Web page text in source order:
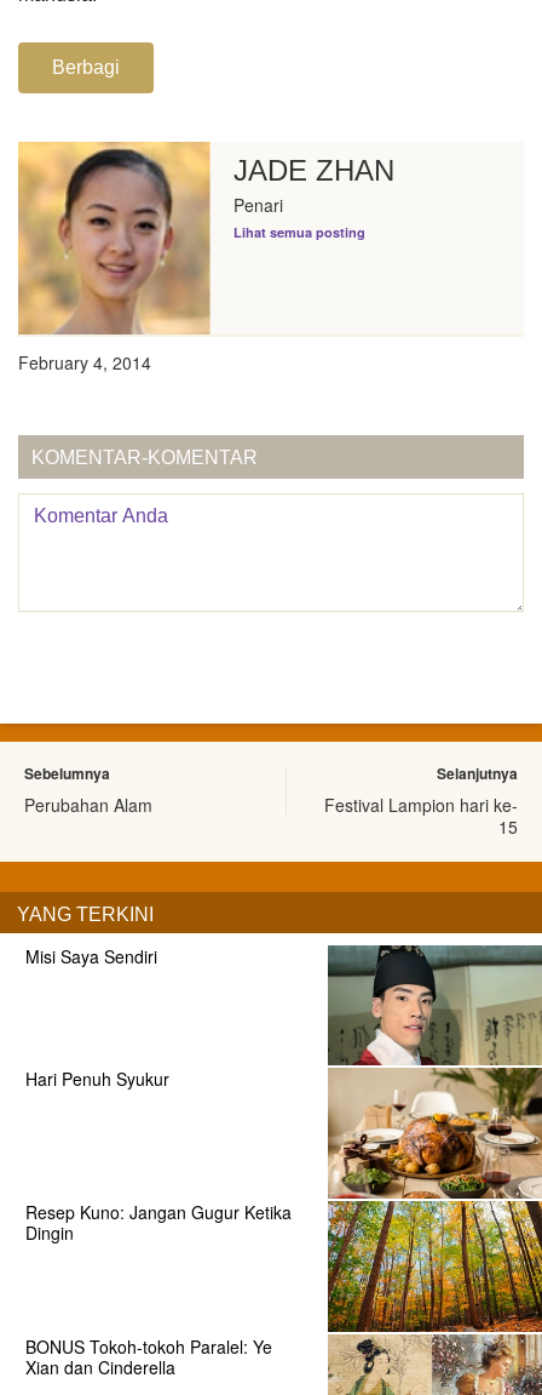
Berbagi
JADE ZHAN
Penari
Lihat semua posting
February 4, 2014
KOMENTAR-KOMENTAR
Sebelumnya
Perubahan Alam
Selanjutnya
Festival Lampion hari ke-
15
YANG TERKINI
Misi Saya Sendiri
Hari Penuh Syukur
Resep Kuno: Jangan Gugur Ketika
Dingin
BONUS Tokoh-tokoh Paralel: Ye
Xian dan Cinderella